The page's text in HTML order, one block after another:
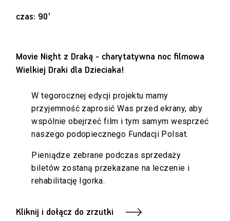
czas: 90’
Movie Night z Draką - charytatywna noc filmowa
Wielkiej Draki dla Dzieciaka!
W tegorocznej edycji projektu mamy
przyjemność zaprosić Was przed ekrany, aby
wspólnie obejrzeć film i tym samym wesprzeć
naszego podopiecznego Fundacji Polsat.
Pieniądze zebrane podczas sprzedaży
biletów zostaną przekazane na leczenie i
rehabilitację Igorka.
Kliknij i dołącz do zrzutki